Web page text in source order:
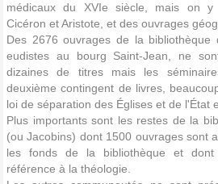
médicaux du XVIe siècle, mais on y
Cicéron et Aristote, et des ouvrages
Des 2676 ouvrages de la
eudistes au bourg Saint-Jean, ne
dizaines de titres mais les
deuxième contingent de livres,
loi de séparation des Églises et de l'État
Plus importants sont les restes de la
(ou Jacobins) dont 1500 ouvrages sont
les fonds de la bibliothèque et
référence à la théologie.